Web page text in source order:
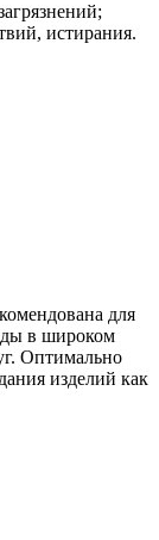
истирания.
для
в широком
Оптимально
изделий как